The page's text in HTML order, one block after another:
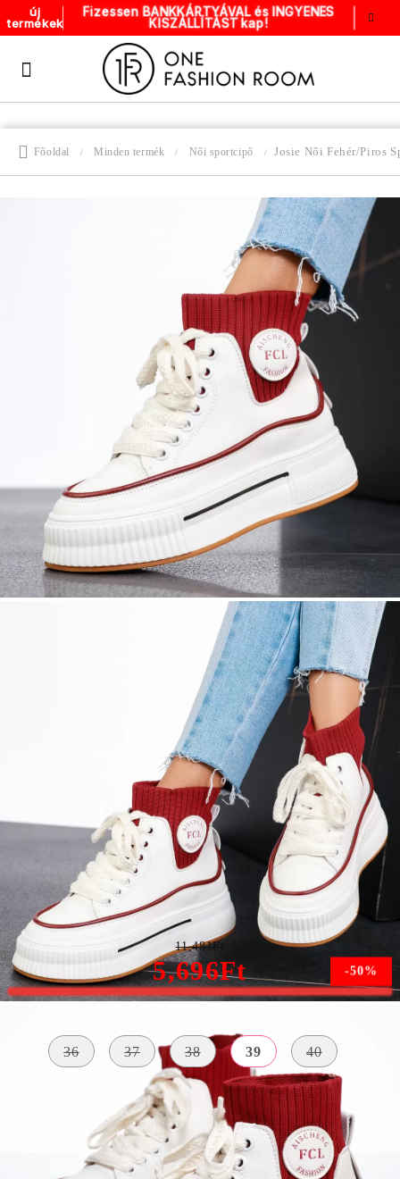
új
termékek
Fizessen BANKKÁRTYÁVAL és INGYENES
KISZÁLLÍTÁST kap!
Főoldal Minden termék Női sportcipő Josie Női Fehér/Piros
Josie Női Fehér/Piros Sportcipő #13418
-50%
5,696Ft
11,481Ft
36 37 38 39 40
KÜLSŐ
Bőr Utánzat
Textil Anyag
A TALP
MAGASSÁGA
4 centiméter